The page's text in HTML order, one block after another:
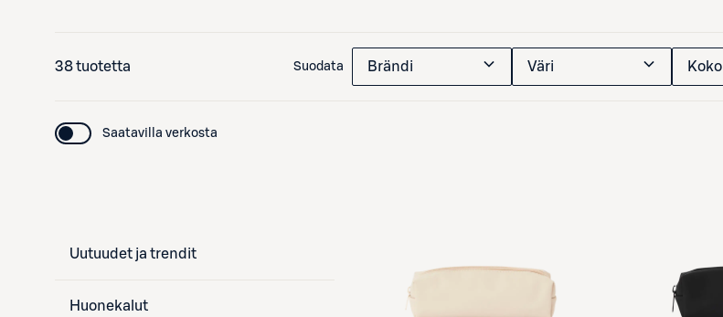
38 tuotetta Suodata Brändi Väri Koko
Saatavilla verkosta
Uutuudet ja trendit
Huonekalut